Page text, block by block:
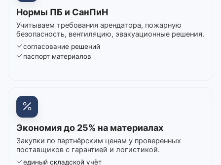
Нормы ПБ и СанПиН
Учитываем требования арендатора, пожарную
безопасность, вентиляцию, эвакуационные решения.
согласование решений
паспорт материалов
Экономия до 25% на материалах
Закупки по партнёрским ценам у проверенных
поставщиков с гарантией и логистикой.
единый складской учёт